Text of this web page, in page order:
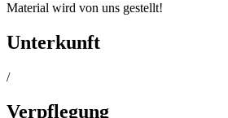
Material wird von uns gestellt!
Unterkunft
/
Verpflegung